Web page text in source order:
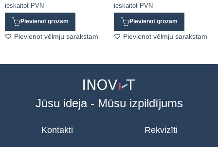
ieskaitot PVN
Pievienot grozam
Pievienot vēlmju sarakstam
ieskaitot PVN
Pievienot grozam
Pievienot vēlmju sarakstam
Jūsu ideja - Mūsu izpildījums
Kontakti Rekvizīti